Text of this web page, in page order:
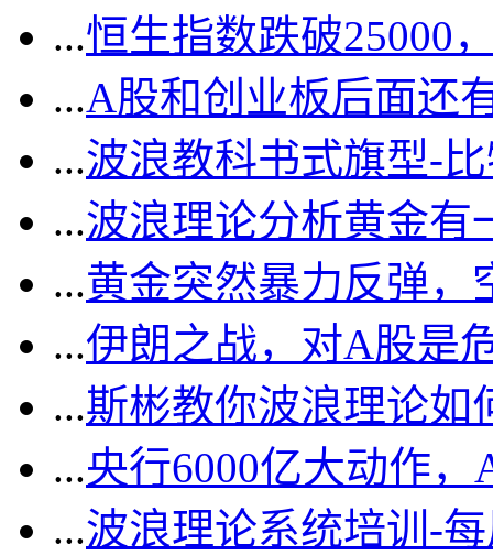
...恒生指数跌破25000
...A股和创业板后面还
...波浪教科书式旗型-
...波浪理论分析黄金有
...黄金突然暴力反弹，
...伊朗之战，对A股是
...斯彬教你波浪理论如
...央行6000亿大动作
...波浪理论系统培训-